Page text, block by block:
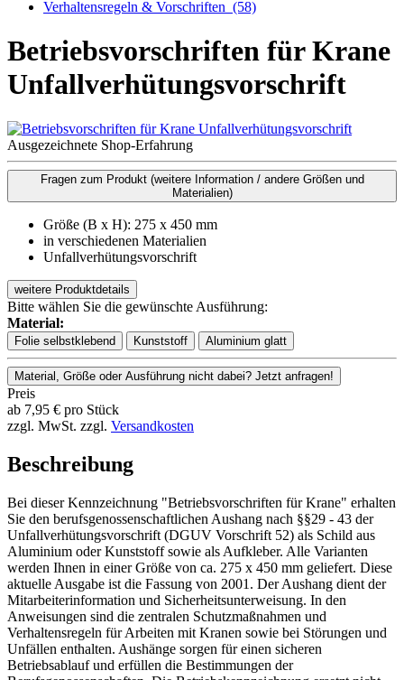
Verhaltensregeln & Vorschriften (58)
Betriebsvorschriften für Krane
Unfallverhütungsvorschrift
Ausgezeichnete Shop-Erfahrung
Fragen zum Produkt (weitere Information / andere Größen und
Materialien)
Größe (B x H): 275 x 450 mm
in verschiedenen Materialien
Unfallverhütungsvorschrift
weitere Produktdetails
Bitte wählen Sie die gewünschte Ausführung:
Material:
Folie selbstklebend Kunststoff Aluminium glatt
Material, Größe oder Ausführung nicht dabei? Jetzt anfragen!
Preis
ab 7,95 € pro Stück
zzgl. MwSt. zzgl. Versandkosten
Beschreibung
Bei dieser Kennzeichnung "Betriebsvorschriften für Krane" erhalten
Sie den berufsgenossenschaftlichen Aushang nach §§29 - 43 der
Unfallverhütungsvorschrift (DGUV Vorschrift 52) als Schild aus
Aluminium oder Kunststoff sowie als Aufkleber. Alle Varianten
werden Ihnen in einer Größe von ca. 275 x 450 mm geliefert. Diese
aktuelle Ausgabe ist die Fassung von 2001. Der Aushang dient der
Mitarbeiterinformation und Sicherheitsunterweisung. In den
Anweisungen sind die zentralen Schutzmaßnahmen und
Verhaltensregeln für Arbeiten mit Kranen sowie bei Störungen und
Unfällen enthalten. Aushänge sorgen für einen sicheren
Betriebsablauf und erfüllen die Bestimmungen der